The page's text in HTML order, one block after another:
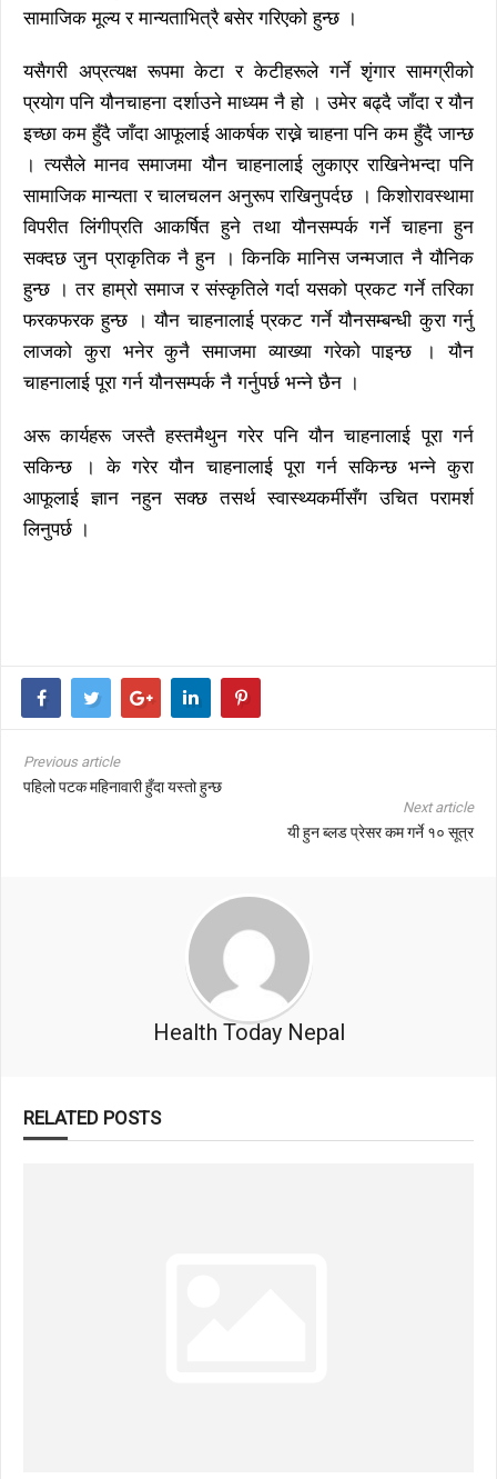
सामाजिक मूल्य र मान्यताभित्रै बसेर गरिएको हुन्छ ।
यसैगरी अप्रत्यक्ष रूपमा केटा र केटीहरूले गर्ने शृंगार सामग्रीको
प्रयोग पनि यौनचाहना दर्शाउने माध्यम नै हो । उमेर बढ्दै जाँदा र यौन
इच्छा कम हुँदै जाँदा आफूलाई आकर्षक राख्ने चाहना पनि कम हुँदै जान्छ
। त्यसैले मानव समाजमा यौन चाहनालाई लुकाएर राखिनेभन्दा पनि
सामाजिक मान्यता र चालचलन अनुरूप राखिनुपर्दछ । किशोरावस्थामा
विपरीत लिंगीप्रति आकर्षित हुने तथा यौनसम्पर्क गर्ने चाहना हुन
सक्दछ जुन प्राकृतिक नै हुन । किनकि मानिस जन्मजात नै यौनिक
हुन्छ । तर हाम्रो समाज र संस्कृतिले गर्दा यसको प्रकट गर्ने तरिका
फरकफरक हुन्छ । यौन चाहनालाई प्रकट गर्ने यौनसम्बन्धी कुरा गर्नु
लाजको कुरा भनेर कुनै समाजमा व्याख्या गरेको पाइन्छ । यौन
चाहनालाई पूरा गर्न यौनसम्पर्क नै गर्नुपर्छ भन्ने छैन ।
अरू कार्यहरू जस्तै हस्तमैथुन गरेर पनि यौन चाहनालाई पूरा गर्न
सकिन्छ । के गरेर यौन चाहनालाई पूरा गर्न सकिन्छ भन्ने कुरा
आफूलाई ज्ञान नहुन सक्छ तसर्थ स्वास्थ्यकर्मीसँग उचित परामर्श
लिनुपर्छ ।
Previous article
पहिलो पटक महिनावारी हुँदा यस्तो हुन्छ
Next article
यी हुन ब्लड प्रेसर कम गर्ने १० सूत्र
Health Today Nepal
RELATED POSTS